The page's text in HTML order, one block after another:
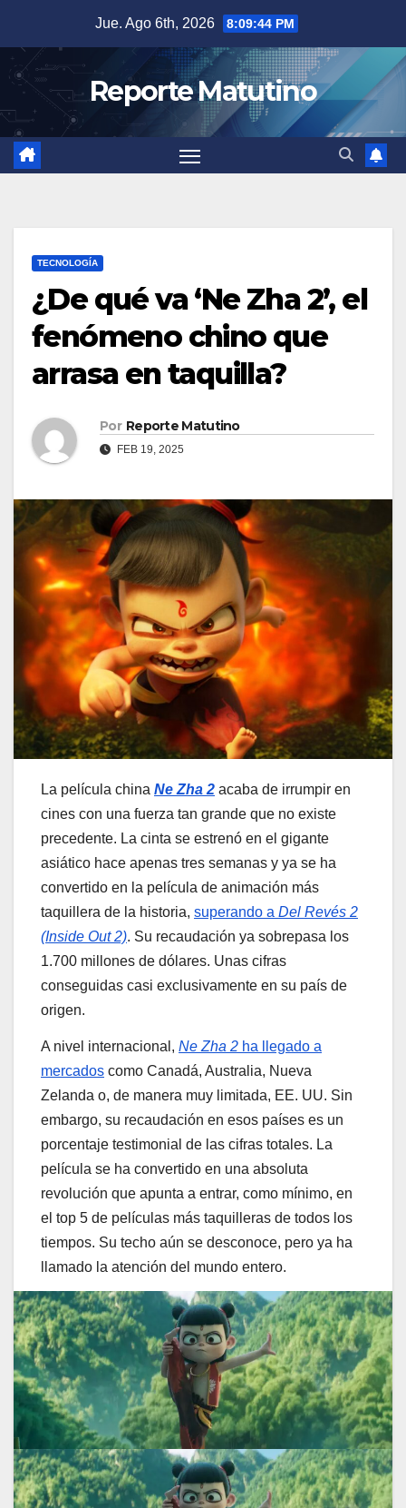
contenido
Jue. Ago 6th, 2026 8:09:45 PM
Reporte Matutino
TECNOLOGÍA
¿De qué va ‘Ne Zha 2’, el
fenómeno chino que
arrasa en taquilla?
Por Reporte Matutino
FEB 19, 2025
La película china Ne Zha 2 acaba de irrumpir en
cines con una fuerza tan grande que no existe
precedente. La cinta se estrenó en el gigante
asiático hace apenas tres semanas y ya se ha
convertido en la película de animación más
taquillera de la historia, superando a Del Revés 2
(Inside Out 2). Su recaudación ya sobrepasa los
1.700 millones de dólares. Unas cifras
conseguidas casi exclusivamente en su país de
origen.
A nivel internacional, Ne Zha 2 ha llegado a
mercados como Canadá, Australia, Nueva
Zelanda o, de manera muy limitada, EE. UU. Sin
embargo, su recaudación en esos países es un
porcentaje testimonial de las cifras totales. La
película se ha convertido en una absoluta
revolución que apunta a entrar, como mínimo, en
el top 5 de películas más taquilleras de todos los
tiempos. Su techo aún se desconoce, pero ya ha
llamado la atención del mundo entero.